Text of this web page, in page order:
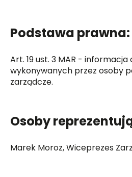
Podstawa prawna:
Art. 19 ust. 3 MAR -
wykonywanych przez osoby
zarządcze.
Osoby
Marek Moroz, Wiceprezes